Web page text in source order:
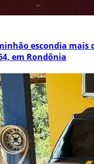
escondia mais
em Rondônia